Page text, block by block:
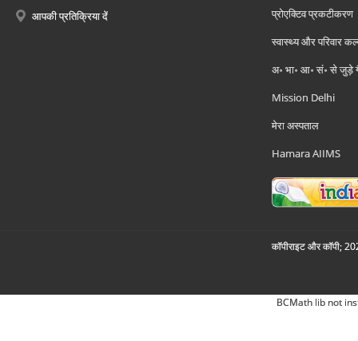
आपकी प्रतिक्रिया दें
प्रोएक्टिव प्रकटीकरण
स्वास्थ्य और परिवार
अ॰ भा॰ आ॰ सं॰ से जुड़े
Mission Delhi
मेरा अस्पताल
Hamara AIIMS
कॉपीराइट और कॉपी;
BCMath lib not